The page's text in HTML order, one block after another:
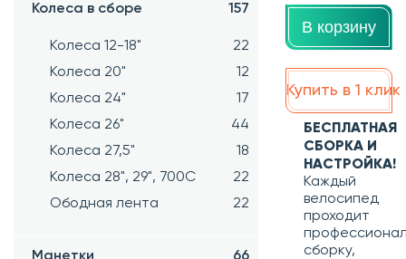
Колеса в сборе 157
Колеса 12-18"
22
Колеса 20"
12
Колеса 24"
17
Колеса 26"
44
Колеса 27,5"
18
Колеса 28", 29", 700С
22
Ободная лента
22
В корзину
Купить в 1 клик
БЕСПЛАТНАЯ
СБОРКА И
НАСТРОЙКА!
Каждый
велосипед
проходит
сборку,